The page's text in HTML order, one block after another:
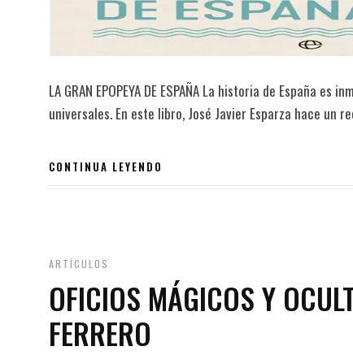
LA GRAN EPOPEYA DE ESPAÑA La historia de España
universales. En este libro, José Javier Esparza hace
CONTINUA LEYENDO
ARTÍCULOS
OFICIOS MÁGICOS Y
FERRERO